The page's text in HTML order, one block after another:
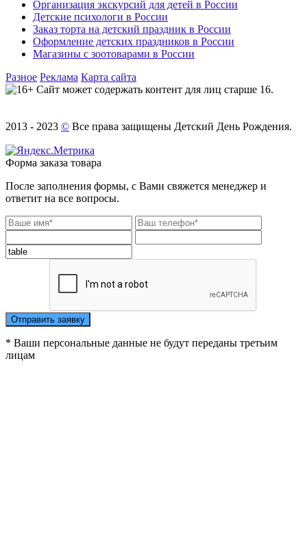
Организация экскурсий для детей в России
Детские психологи в России
Заказ торта на детский праздник в России
Оформление детских праздников в России
Магазины с зоотоварами в России
Разное Реклама Карта сайта
Сайт может содержать контент для лиц старше 16.
2013 - 2023 © Все права защищены Детский День Рождения.
Форма заказа товара
После заполнения формы, с Вами свяжется менеджер и
ответит на все вопросы.
* Ваши персональные данные не будут переданы третьим
лицам